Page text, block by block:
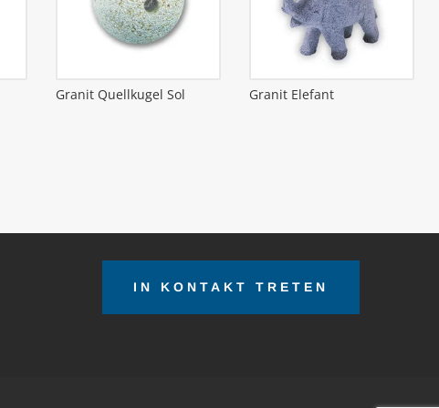
Granit Quellkugel Sol Granit Elefant
IN KONTAKT TRETEN